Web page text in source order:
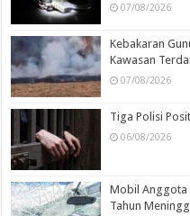
07/08/2026
Kebakaran
Kawasan
07/08/2026
Tiga Polisi
06/08/2026
Mobil Anggota
Tahun